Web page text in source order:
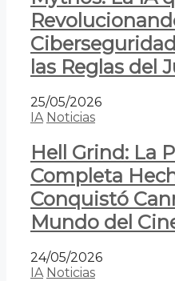
las Reglas del
25/05/2026
IA Noticias
Hell Grind: La
Completa
Conquistó
Mundo del
24/05/2026
IA Noticias